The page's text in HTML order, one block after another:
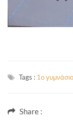
Tags : 1ο
Share :